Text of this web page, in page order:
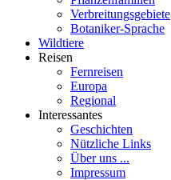
Verbreitungsgebiete
Botaniker-Sprache
Wildtiere
Reisen
Fernreisen
Europa
Regional
Interessantes
Geschichten
Nützliche Links
Über uns ...
Impressum